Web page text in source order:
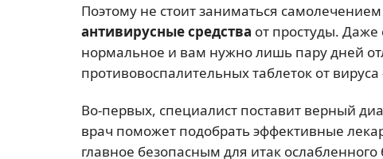
Поэтому не стоит заниматься
антивирусные средства от простуды. Даже
нормальное и вам нужно лишь пару дней
противовоспалительных таблеток от
Во-первых, специалист поставит верный
врач поможет подобрать эффективные
главное безопасным для итак